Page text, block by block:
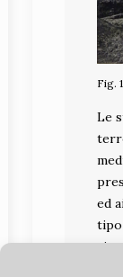
Fig.
Le
ed
tipo